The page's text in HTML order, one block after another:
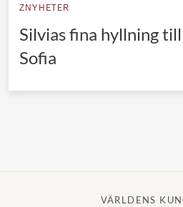
Japanska
ZNYHETER
Silvias fina hyllning
Sofia
VÄRLDENS